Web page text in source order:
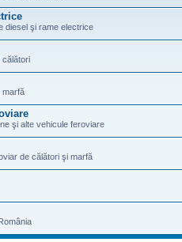
diesel şi rame electrice
călători
marfă
şi alte vehicule feroviare
de călători şi marfă